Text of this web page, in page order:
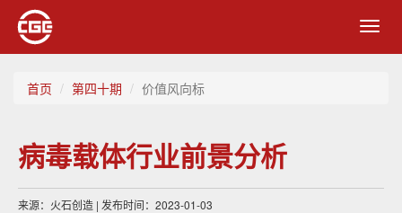
首页 第四十期 价值风向标
病毒载体行业前景分析
来源：火石创造 | 发布时间：2023-01-03